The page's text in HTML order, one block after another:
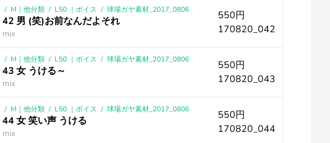
/ M｜他分類 / L50 ｜ボイス / 球場ガヤ素材_2017_0806
42 男 (笑)お前なんだよそれ
mix
550円
170820_042
/ M｜他分類 / L50 ｜ボイス / 球場ガヤ素材_2017_0806
43 女 うける～
mix
550円
170820_043
/ M｜他分類 / L50 ｜ボイス / 球場ガヤ素材_2017_0806
44 女 笑い声 うける
mix
550円
170820_044